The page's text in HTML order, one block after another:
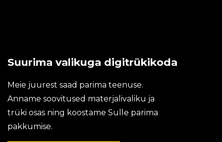
Suurima valikuga digitrükikoda
Meie juurest saad parima teenuse.
Anname soovitused materjalivaliku ja
trüki osas ning koostame Sulle parima
pakkumise.